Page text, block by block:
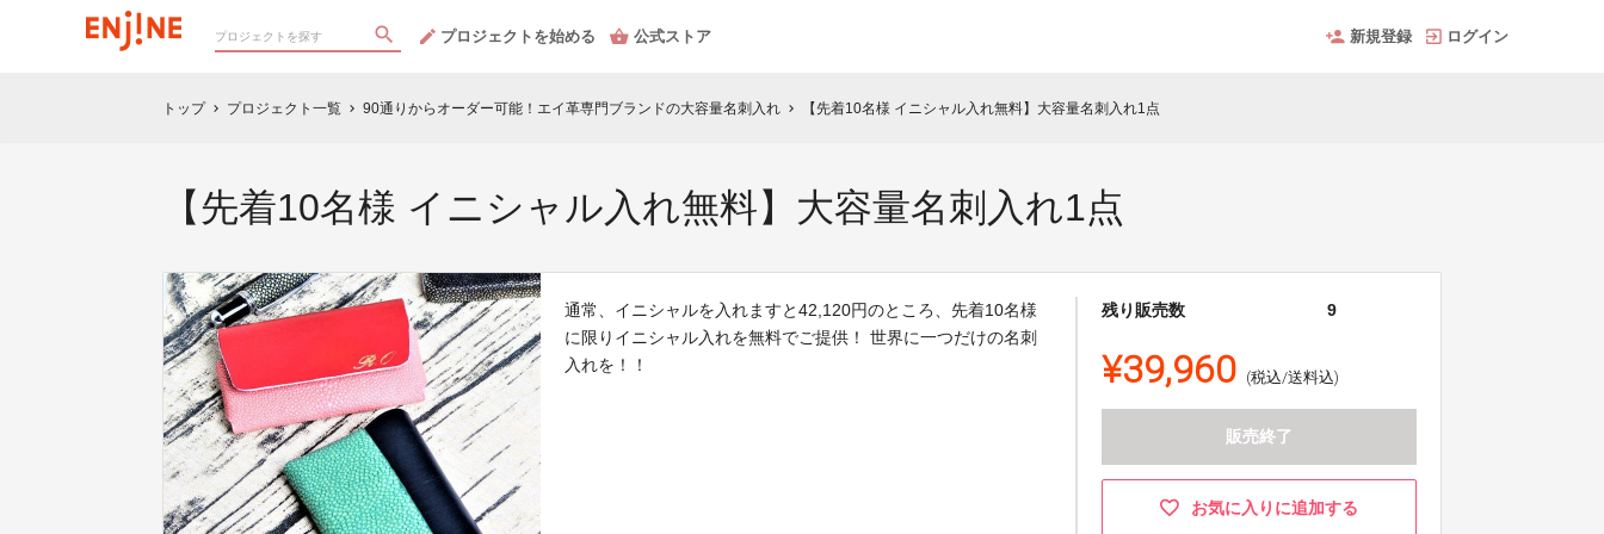
プロジェクトを始める 公式ストア 新規登録 ログイン
トップ chevron_right プロジェクト一覧 chevron_right 90通りからオーダー可能！エイ革専門ブランドの大容量名刺入れ chevron_right 【先着10名様 イニシャル入れ無料】大容量名刺入れ1点
【先着10名様 イニシャル入れ無料】大容量名刺入れ1点
通常、イニシャルを入れますと42,120円のところ、先着10名様
に限りイニシャル入れを無料でご提供！ 世界に一つだけの名刺
入れを！！
残り販売数 9
¥39,960 (税込/送料込)
販売終了
お気に入りに追加する